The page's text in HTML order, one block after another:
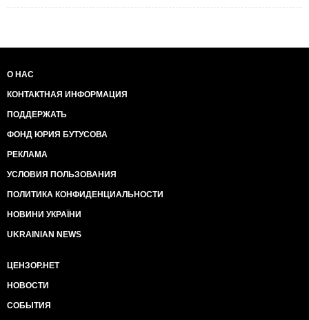
О НАС
КОНТАКТНАЯ ИНФОРМАЦИЯ
ПОДДЕРЖАТЬ
ФОНД ЮРИЯ БУТУСОВА
РЕКЛАМА
УСЛОВИЯ ПОЛЬЗОВАНИЯ
ПОЛИТИКА КОНФИДЕНЦИАЛЬНОСТИ
НОВИНИ УКРАЇНИ
UKRAINIAN NEWS
ЦЕНЗОР.НЕТ
НОВОСТИ
СОБЫТИЯ